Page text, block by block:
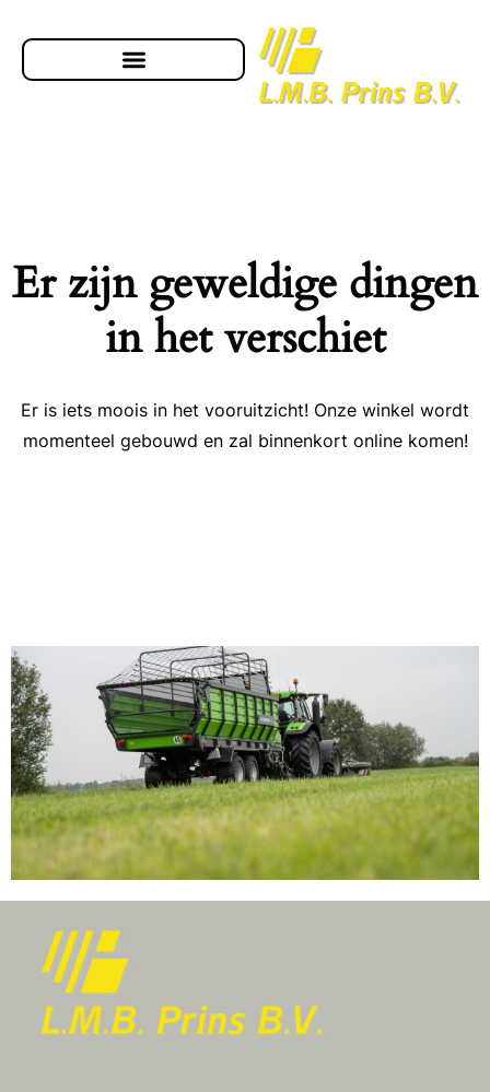
Er zijn geweldige dingen
in het verschiet
Er is iets moois in het vooruitzicht! Onze winkel wordt
momenteel gebouwd en zal binnenkort online komen!